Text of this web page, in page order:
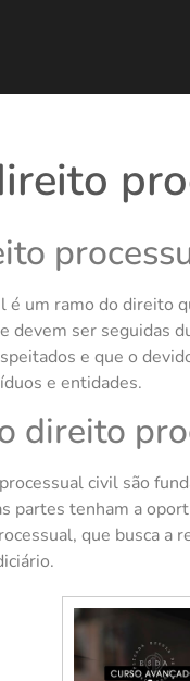
é um ramo do direito
devem ser seguidas
e que o
e entidades.
direito
civil são
partes tenham a
que busca